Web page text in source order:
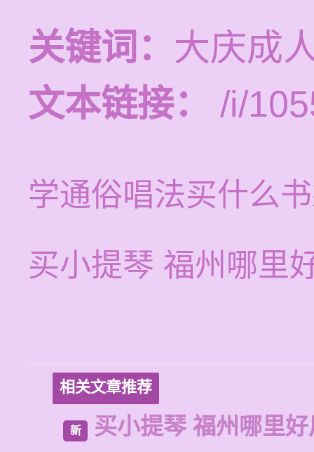
关键词： 大庆成
文本链接：
/i/
学通俗唱法买什么
买小提琴 福州哪里
相关文章推荐
新 买小提琴 福州哪里